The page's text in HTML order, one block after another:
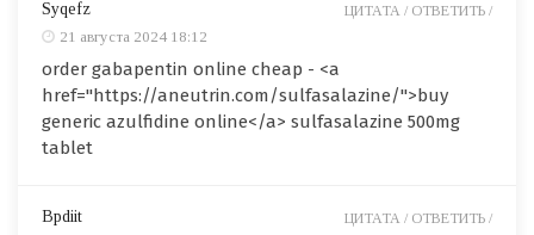
Syqefz
21 августа 2024 18:12
order gabapentin online cheap - <a
href="https://aneutrin.com/sulfasalazine/">buy
generic azulfidine online</a> sulfasalazine 500mg
tablet
ЦИТАТА / ОТВЕТИТЬ /
Bpdiit
ЦИТАТА / ОТВЕТИТЬ /